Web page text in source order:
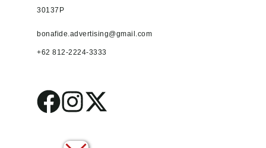
30137P
bonafide.advertising@gmail.com
+62 812-2224-3333